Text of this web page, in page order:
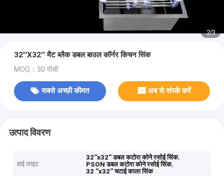
2/3
32''X32'' मैट ब्लैक डबल बाउल कॉर्नर किचन सिंक
MOQ：30 पीसी
सबसे अच्छी कीमत अब से संपर्क करें
उत्पाद विवरण
हाई लाइट
32''x32'' डबल कटोरा कोने रसोई सिंक,
PSON डबल कटोरा कोने रसोई सिंक,
32 ''x32'' चटाई काला सिंक